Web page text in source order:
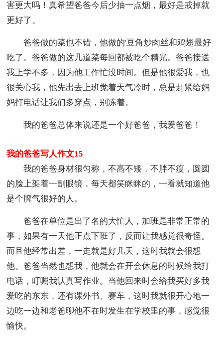
害更大吗！真希望爸爸今后少抽一点烟，最好是戒掉就
更好了。
爸爸做的菜也不错，他做的'豆角炒肉丝和鸡翅最好
吃了。爸爸做的这几道菜每回都被吃个精光。爸爸接送
我上学不多，因为他工作忙没时间。但是他很爱我，也
很关心我，他先出去上班觉着天气冷时，总是赶紧给妈
妈打电话让我们多穿点，别冻着。
我的爸爸总体来说还是一个好爸爸，我爱爸爸！
我的爸爸写人作文15
我的爸爸身材很匀称，不高不矮，不胖不瘦，圆圆
的脸上架着一副眼镜，每天都笑眯眯的，一看就知道他
是个脾气很好的人。
爸爸在单位是出了名的大忙人，加班是非常正常的
事，如果有一天他正点下班了，反而让我感觉很奇怪。
而且他经常出差，一走就是好几天，这时我就会很想
他。爸爸当然也想我，他就会在开会休息的时候给我打
电话，叮嘱我认真写作业。当他回来时会给我买好多我
爱吃的东东，还有课外书、赛车，这时我就很开心地一
边吃一边和老爸聊他不在时发生在学校里的事，感觉很
愉快。